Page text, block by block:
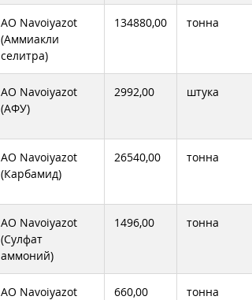
АО Navoiyazot
(Аммиакли
селитра)
134880,00 тонна
АО Navoiyazot
(АФУ)
2992,00 штука
АО Navoiyazot
(Карбамид)
26540,00 тонна
АО Navoiyazot
(Сулфат
аммоний)
1496,00 тонна
АО Navoiyazot
660,00 тонна